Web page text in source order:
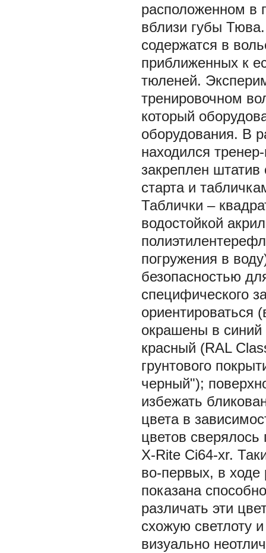
расположенном в
вблизи губы
содержатся в
приближенных к
тюленей.
тренировочном
который
оборудования. В
находился
закреплен
старта и
Таблички –
водостойкой
погружения в
безопасностью
специфического
ориентироваться
окрашены в синий
красный (RAL
грунтового
черный");
избежать
цвета в
цветов сверялось
X-Rite Ci64-xr.
во-первых, в ходе
показана
различать эти
схожую светлоту
визуально